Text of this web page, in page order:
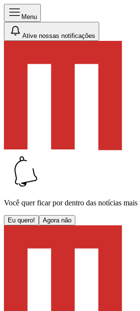
Menu
Ative nossas notificações
Você quer ficar por dentro das notícias mais
Eu quero! Agora não